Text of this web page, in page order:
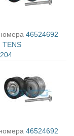
46524692
TENS
46524692